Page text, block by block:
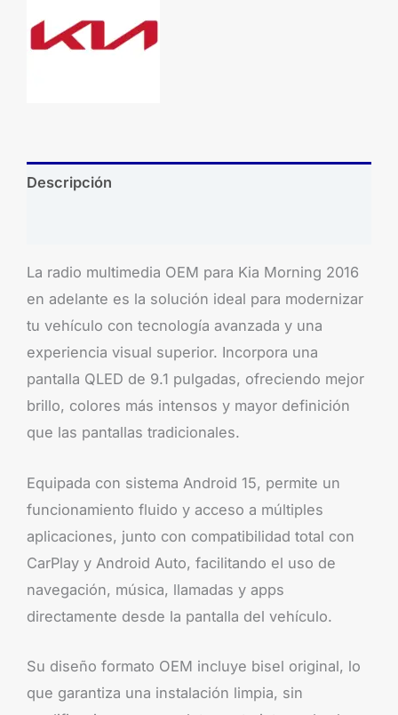
Descripción
La radio multimedia OEM para Kia Morning 2016
en adelante es la solución ideal para modernizar
tu vehículo con tecnología avanzada y una
experiencia visual superior. Incorpora una
pantalla QLED de 9.1 pulgadas, ofreciendo mejor
brillo, colores más intensos y mayor definición
que las pantallas tradicionales.
Equipada con sistema Android 15, permite un
funcionamiento fluido y acceso a múltiples
aplicaciones, junto con compatibilidad total con
CarPlay y Android Auto, facilitando el uso de
navegación, música, llamadas y apps
directamente desde la pantalla del vehículo.
Su diseño formato OEM incluye bisel original, lo
que garantiza una instalación limpia, sin